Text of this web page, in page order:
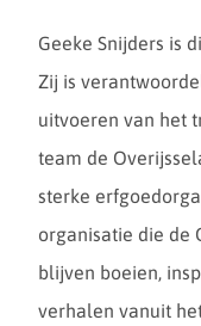
Geeke Snijders is
Zij is
uitvoeren van het
team de
sterke
organisatie die de
blijven boeien,
verhalen vanuit